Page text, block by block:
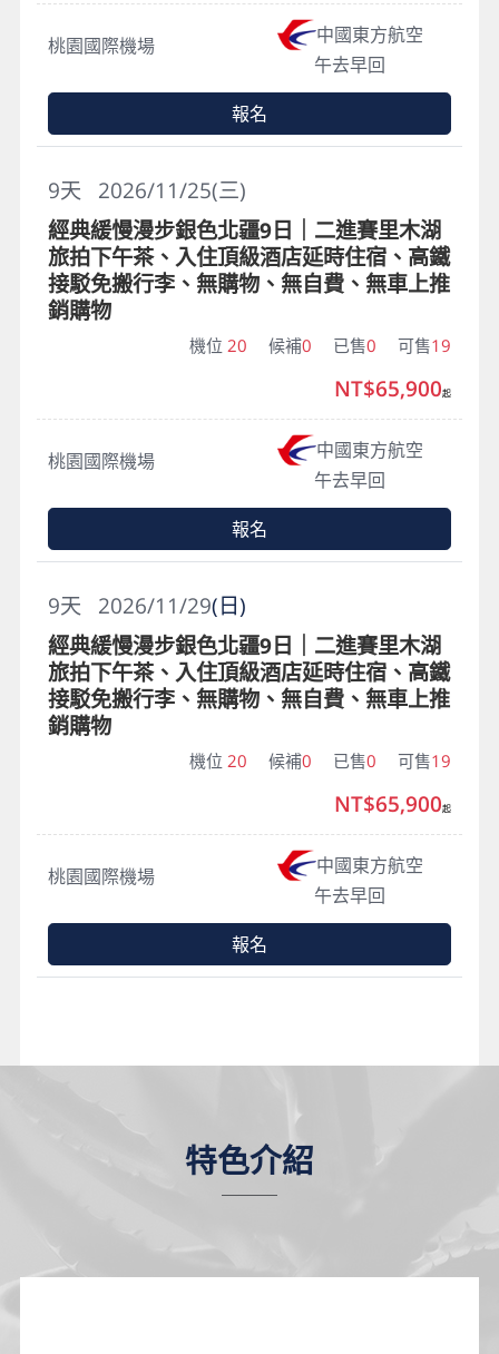
特色介紹
桃園國際機場
中國東方航空
午去早回
報名
2026/11/25(三)
9天
經典緩慢漫步銀色北疆9日｜二進賽里木湖
旅拍下午茶、入住頂級酒店延時住宿、高鐵
接駁免搬行李、無購物、無自費、無車上推
銷購物
機位 20 候補0 已售0 可售19
桃園國際機場
中國東方航空
午去早回
NT$65,900起
報名
2026/11/29(日)
9天
經典緩慢漫步銀色北疆9日｜二進賽里木湖
旅拍下午茶、入住頂級酒店延時住宿、高鐵
接駁免搬行李、無購物、無自費、無車上推
銷購物
機位 20 候補0 已售0 可售19
桃園國際機場
中國東方航空
午去早回
NT$65,900起
報名